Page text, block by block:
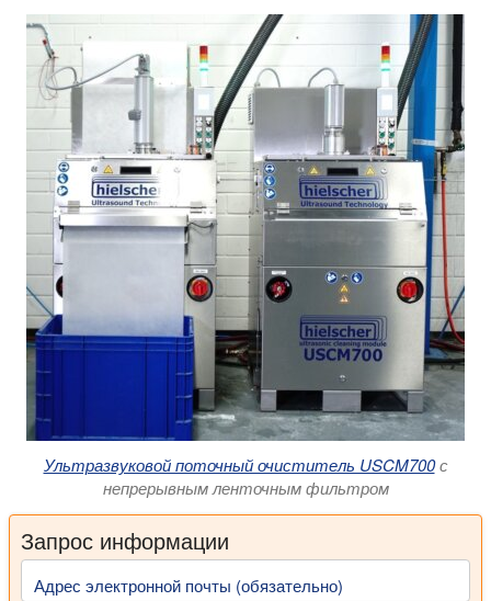
Ультразвуковой поточный очиститель USCM700с
непрерывным ленточным фильтром
Запрос информации
Адрес электронной почты (обязательно)